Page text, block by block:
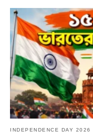
INDEPENDENCE DAY 2026